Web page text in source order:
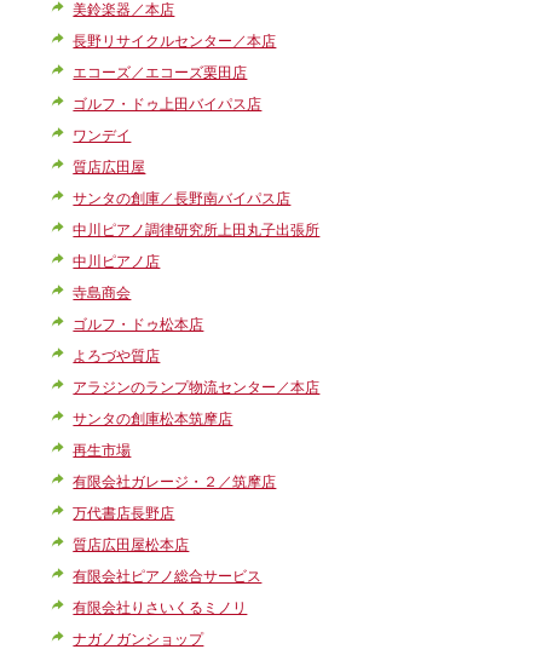
美鈴楽器／本店
長野リサイクルセンター／本店
エコーズ／エコーズ栗田店
ゴルフ・ドゥ上田バイパス店
ワンデイ
質店広田屋
サンタの創庫／長野南バイパス店
中川ピアノ調律研究所上田丸子出張所
中川ピアノ店
寺島商会
ゴルフ・ドゥ松本店
よろづや質店
アラジンのランプ物流センター／本店
サンタの創庫松本筑摩店
再生市場
有限会社ガレージ・２／筑摩店
万代書店長野店
質店広田屋松本店
有限会社ピアノ総合サービス
有限会社りさいくるミノリ
ナガノガンショップ